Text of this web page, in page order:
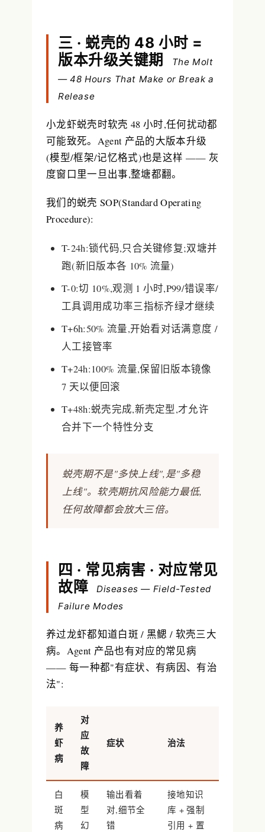
三 · 蜕壳的 48 小时 =
版本升级关键期
The Molt
— 48 Hours That Make or Break a
Release
小龙虾蜕壳时软壳 48 小时,任何扰动都
可能致死。Agent 产品的大版本升级
(模型/框架/记忆格式)也是这样 —— 灰
度窗口里一旦出事,整塘都翻。
我们的蜕壳 SOP(Standard Operating
Procedure):
T-24h:锁代码,只合关键修复;双塘并
跑(新旧版本各 10% 流量)
T-0:切 10%,观测 1 小时,P99/错误率/
工具调用成功率三指标齐绿才继续
T+6h:50% 流量,开始看对话满意度 /
人工接管率
T+24h:100% 流量,保留旧版本镜像
7 天以便回滚
T+48h:蜕壳完成,新壳定型,才允许
合并下一个特性分支
蜕壳期不是"多快上线",是"多稳
上线"。软壳期抗风险能力最低,
任何故障都会放大三倍。
四 · 常见病害 · 对应常见
故障
Diseases — Field-Tested
Failure Modes
养过龙虾都知道白斑 / 黑鳃 / 软壳三大
病。Agent 产品也有对应的常见病
—— 每一种都"有症状、有病因、有治
法":
养
虾
病
对
应
故
障
症状 治法
白
斑
病
模
型
幻
输出看着
对,细节全
错
接地知识
库 + 强制
引用 + 置